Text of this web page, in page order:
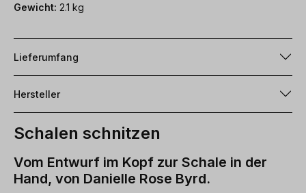
Gewicht: 2.1 kg
Lieferumfang
Hersteller
Schalen schnitzen
Vom Entwurf im Kopf zur Schale in der
Hand, von Danielle Rose Byrd.